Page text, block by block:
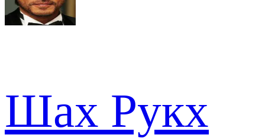
Шах Рукх